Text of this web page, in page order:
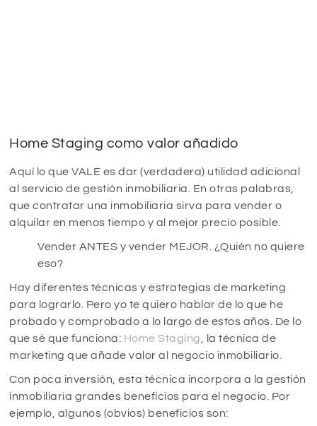
Home Staging como valor añadido
Aquí lo que VALE es dar (verdadera) utilidad adicional
al servicio de gestión inmobiliaria. En otras palabras,
que contratar una inmobiliaria sirva para vender o
alquilar en menos tiempo y al mejor precio posible.
Vender ANTES y vender MEJOR. ¿Quién no quiere
eso?
Hay diferentes técnicas y estrategias de marketing
para lograrlo. Pero yo te quiero hablar de lo que he
probado y comprobado a lo largo de estos años. De lo
que sé que funciona: Home Staging
, la técnica de
marketing que añade valor al negocio inmobiliario.
Con poca inversión, esta técnica incorpora a la gestión
inmobiliaria grandes beneficios para el negocio. Por
ejemplo, algunos (obvios) beneficios son: